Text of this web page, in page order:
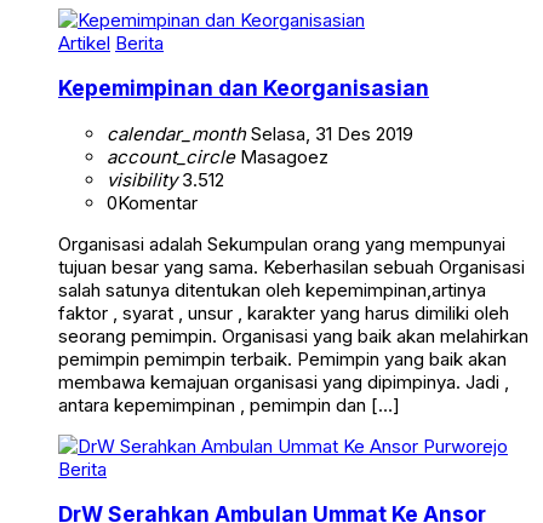
Artikel Berita
Kepemimpinan dan Keorganisasian
calendar_monthSelasa, 31 Des 2019
account_circleMasagoez
visibility3.512
0Komentar
Organisasi adalah Sekumpulan orang yang mempunyai
tujuan besar yang sama. Keberhasilan sebuah Organisasi
salah satunya ditentukan oleh kepemimpinan,artinya
faktor , syarat , unsur , karakter yang harus dimiliki oleh
seorang pemimpin. Organisasi yang baik akan melahirkan
pemimpin pemimpin terbaik. Pemimpin yang baik akan
membawa kemajuan organisasi yang dipimpinya. Jadi ,
antara kepemimpinan , pemimpin dan […]
Berita
DrW Serahkan Ambulan Ummat Ke Ansor